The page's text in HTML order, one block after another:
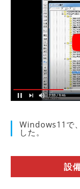
Windows11で
した。
設